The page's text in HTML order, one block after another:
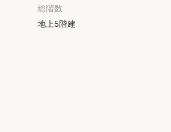
総階数
地上5階建